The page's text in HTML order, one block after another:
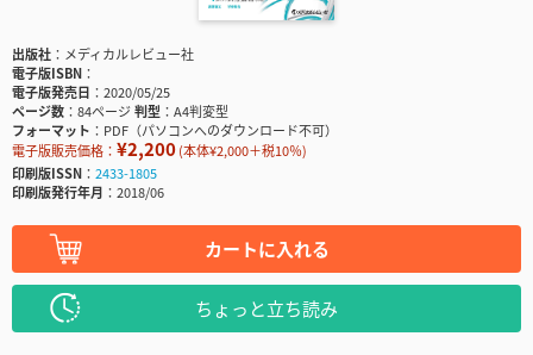
出版社
メディカルレビュー社
電子版ISBN
電子版発売日
2020/05/25
ページ数
84ページ判型
A4判変型
フォーマット
PDF（パソコンへのダウンロード不可）
電子版販売価格： ¥2,200(本体¥2,000＋税10％)
印刷版ISSN
2433-1805
印刷版発行年月
2018/06
カートに入れる
ちょっと立ち読み